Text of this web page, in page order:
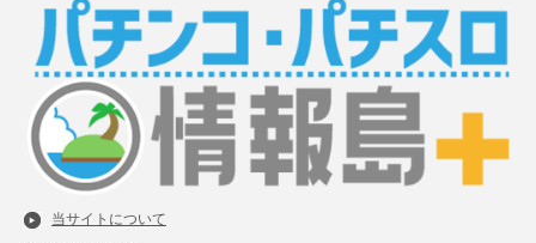
当サイトについて